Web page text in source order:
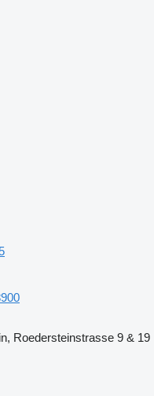
Roedersteinstrasse 9 & 19